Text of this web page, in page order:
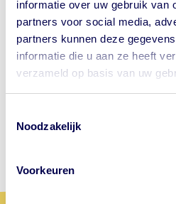
informatie over uw gebruik van
partners voor social media,
partners kunnen deze
informatie die u aan ze heeft
verzameld op basis van uw
Noodzakelijk
Voorkeuren
Let op waar je op klikt.
Wil je bij de GGD een
Dé reizigerswebsite
in verband met het
heb je recht op
pneumokokkenziekte,
Heamophilis influenzae
seizoensgriep.